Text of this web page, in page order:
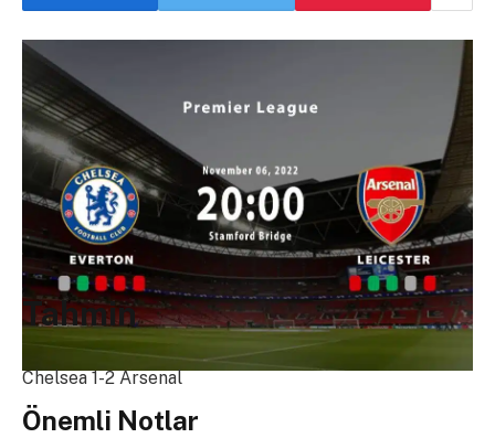
Tahmin
Chelsea 1-2 Arsenal
Önemli Notlar